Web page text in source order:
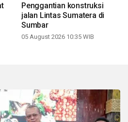
Penggantian konstruksi
jalan Lintas Sumatera di
Sumbar
05 August 2026 10:35 WIB